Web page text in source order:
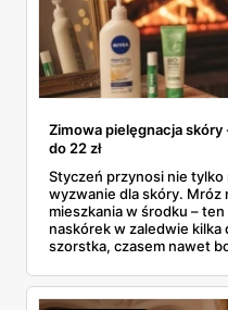
Zimowa pielęgnacja
do 22 zł
Styczeń przynosi nie
wyzwanie dla skóry. Mróz
mieszkania w środku –
naskórek w zaledwie kilka
szorstka, czasem nawet
gazetce Rossmanna
sprawdzone kosmetyki